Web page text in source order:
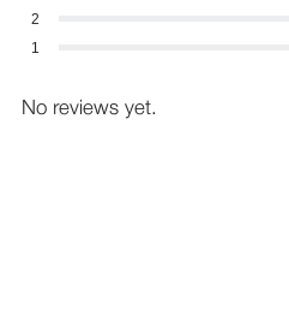
2
1
No reviews yet.